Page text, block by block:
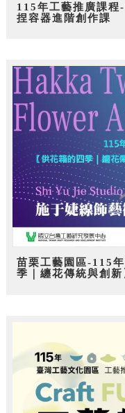
115年工藝推廣課
捏容器進階創作課
苗栗工藝園區-115
季｜纏花傳統與創新